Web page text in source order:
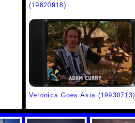
(19820918)
Veronica Goes Asia (19930713)